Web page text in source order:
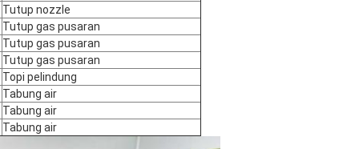
Tutup nozzle
Tutup gas pusaran
Tutup gas pusaran
Tutup gas pusaran
Topi pelindung
Tabung air
Tabung air
Tabung air